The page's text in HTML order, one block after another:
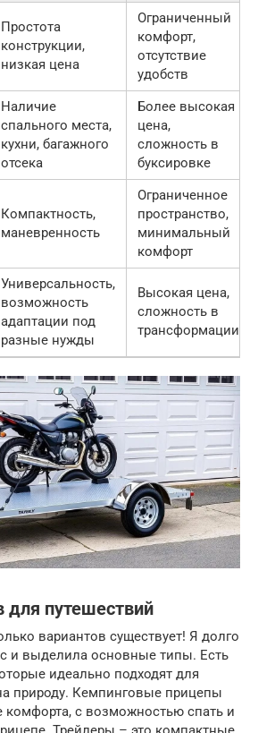
Простота
конструкции,
низкая цена
Ограниченный
комфорт,
отсутствие
удобств
Наличие
спального места,
кухни, багажного
отсека
Более высокая
цена,
сложность в
буксировке
Компактность,
маневренность
Ограниченное
пространство,
минимальный
комфорт
Универсальность,
возможность
адаптации под
разные нужды
Высокая цена,
сложность в
трансформации
для путешествий
вариантов существует! Я долго
и выделила основные типы. Есть
идеально подходят для
природу. Кемпинговые прицепы
комфорта, с возможностью спать и